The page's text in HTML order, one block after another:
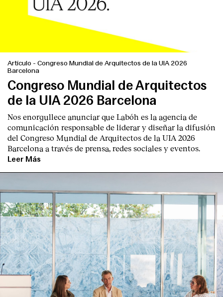
Artículo - Congreso Mundial de Arquitectos de la UIA 2026
Barcelona
Congreso Mundial de Arquitectos
de la UIA 2026 Barcelona
Nos enorgullece anunciar que Labóh es la agencia de
comunicación responsable de liderar y diseñar la difusión
del Congreso Mundial de Arquitectos de la UIA 2026
Barcelona a través de prensa, redes sociales y eventos.
Leer Más